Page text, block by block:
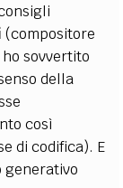
(compositore
sovvertito
della
così
di codifica). E
generativo